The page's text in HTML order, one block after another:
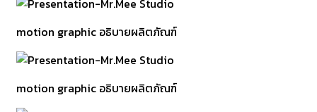
motion graphic อธิบายผลิตภัณฑ์
motion graphic อธิบายผลิตภัณฑ์